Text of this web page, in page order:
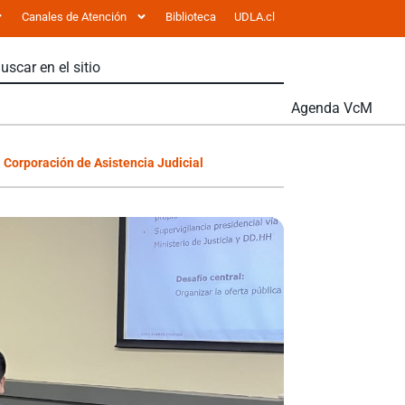
Canales de Atención Biblioteca UDLA.cl
Agenda VcM
de Asistencia Judicial